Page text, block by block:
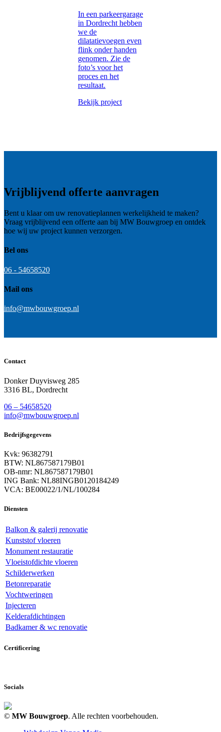
In een parkeergarage
in Dordrecht hebben
we de
dilatatievoegen even
flink onder handen
genomen. Zie de
foto’s voor het
proces en het
resultaat.
Bekijk project
Vrijblijvend offerte aanvragen
Bent u klaar om uw renovatieplannen werkelijkheid te maken?
Vraag vrijblijvend een offerte aan bij MW Bouwgroep en ontdek
hoe wij uw project kunnen verzorgen.
Bel ons
06 - 54658520
Mail ons
info@mwbouwgroep.nl
Contact
Donker Duyvisweg 285
3316 BL, Dordrecht
06 – 54658520
info@mwbouwgroep.nl
Bedrijfsgegevens
Kvk: 96382791
BTW: NL867587179B01
OB-nmr: NL867587179B01
ING Bank: NL88INGB0120184249
VCA: BE00022/1/NL/100284
Diensten
Balkon & galerij renovatie
Kunststof vloeren
Monument restauratie
Vloeistofdichte vloeren
Schilderwerken
Betonreparatie
Vochtweringen
Injecteren
Kelderafdichtingen
Badkamer & wc renovatie
Certificering
Socials
© MW Bouwgroep. Alle rechten voorbehouden.